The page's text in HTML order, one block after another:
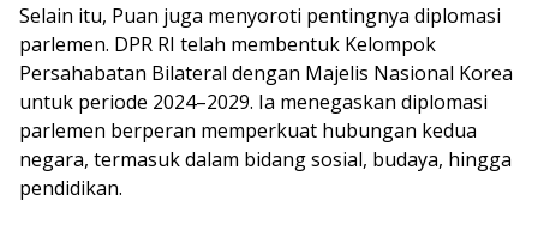
Selain itu, Puan juga menyoroti pentingnya diplomasi
parlemen. DPR RI telah membentuk Kelompok
Persahabatan Bilateral dengan Majelis Nasional Korea
untuk periode 2024–2029. Ia menegaskan diplomasi
parlemen berperan memperkuat hubungan kedua
negara, termasuk dalam bidang sosial, budaya, hingga
pendidikan.